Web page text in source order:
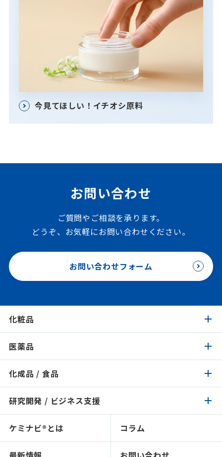
今見てほしい！イチオシ原料
お問い合わせ
ご質問やご相談を承ります。
どうぞ、お気軽にお問い合わせください。
お問い合わせフォーム
化粧品
化粧品トップ
製品検索
イチオシ原料
認証 / サステナビリティ
医薬品
医薬品トップ
製品検索
イチオシ原料
処方検索
化成品 / 食品
化成品 / 食品トップ
製品検索
ソリューション技術
研究開発 / ビジネス支援
研究開発 / ビジネス支援トップ
ケミナビ®とは コラム